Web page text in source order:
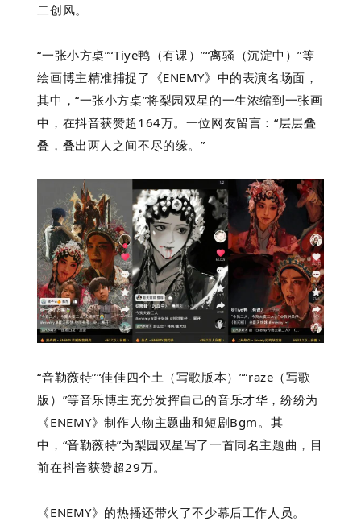
二创风。
“一张小方桌”“Tiye鸭（有课）”“离骚（沉淀中）”等
绘画博主精准捕捉了《ENEMY》中的表演名场面，
其中，“一张小方桌”将梨园双星的一生浓缩到一张画
中，在抖音获赞超164万。一位网友留言：“层层叠
叠，叠出两人之间不尽的缘。”
“音勒薇特”“佳佳四个土（写歌版本）”“raze（写歌
版）”等音乐博主充分发挥自己的音乐才华，纷纷为
《ENEMY》制作人物主题曲和短剧Bgm。其
中，“音勒薇特”为梨园双星写了一首同名主题曲，目
前在抖音获赞超29万。
《ENEMY》的热播还带火了不少幕后工作人员。